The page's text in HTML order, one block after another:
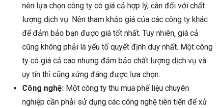
nên lựa chọn công ty có giá cả hợp lý, cân đối với chất
lượng dịch vụ. Nên tham khảo giá của các công ty khác
để đảm bảo bạn được giá tốt nhất. Tuy nhiên, giá cả
cũng không phải là yếu tố quyết định duy nhất. Một công
ty có giá cả cao nhưng đảm bảo chất lượng dịch vụ và
uy tín thì cũng xứng đáng được lựa chọn.
Công nghệ: Một công ty thu mua phế liệu chuyên
nghiệp cần phải sử dụng các công nghệ tiên tiến để xử